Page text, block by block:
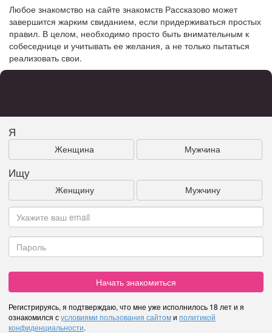
Любое знакомство на сайте знакомств Рассказово может
завершится жарким свиданием, если придерживаться простых
правил. В целом, необходимо просто быть внимательным к
собеседнице и учитывать ее желания, а не только пытаться
реализовать свои.
Я
Женщина Мужчина
Ищу
Женщину Мужчину
Начать знакомиться
Регистрируясь, я подтверждаю, что мне уже исполнилось 18 лет и я
ознакомился сусловиями пользования сайтоми политикой
конфиденциальности.